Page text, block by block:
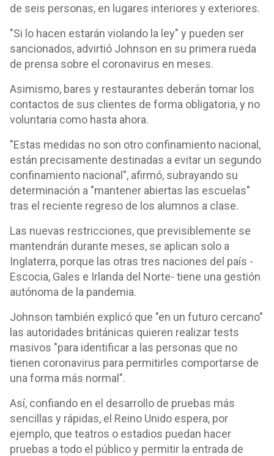
de seis personas, en lugares interiores y exteriores.
"Si lo hacen estarán violando la ley" y pueden ser
sancionados, advirtió Johnson en su primera rueda
de prensa sobre el coronavirus en meses.
Asimismo, bares y restaurantes deberán tomar los
contactos de sus clientes de forma obligatoria, y no
voluntaria como hasta ahora.
"Estas medidas no son otro confinamiento nacional,
están precisamente destinadas a evitar un segundo
confinamiento nacional", afirmó, subrayando su
determinación a "mantener abiertas las escuelas"
tras el reciente regreso de los alumnos a clase.
Las nuevas restricciones, que previsiblemente se
mantendrán durante meses, se aplican solo a
Inglaterra, porque las otras tres naciones del país -
Escocia, Gales e Irlanda del Norte- tiene una gestión
autónoma de la pandemia.
Johnson también explicó que "en un futuro cercano"
las autoridades británicas quieren realizar tests
masivos "para identificar a las personas que no
tienen coronavirus para permitirles comportarse de
una forma más normal".
Así, confiando en el desarrollo de pruebas más
sencillas y rápidas, el Reino Unido espera, por
ejemplo, que teatros o estadios puedan hacer
pruebas a todo el público y permitir la entrada de